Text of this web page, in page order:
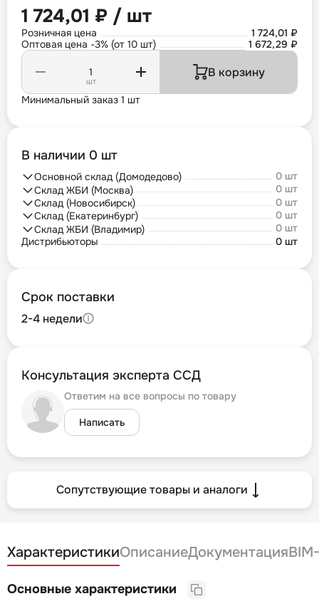
1 724,01 ₽ / шт
Розничная цена
1 724,01 ₽
Оптовая цена -3% (от 10 шт)
1 672,29 ₽
шт
В корзину
Минимальный заказ 1 шт
В наличии 0 шт
Основной склад (Домодедово)
0 шт
Склад ЖБИ (Москва)
0 шт
Склад (Новосибирск)
0 шт
Склад (Екатеринбург)
0 шт
Склад ЖБИ (Владимир)
0 шт
Дистрибьюторы
0 шт
Срок поставки
2-4 недели
Консультация эксперта ССД
Ответим на все вопросы по товару
Написать
Сопутствующие товары и аналоги
ХарактеристикиОписаниеДокументация
Основные характеристики